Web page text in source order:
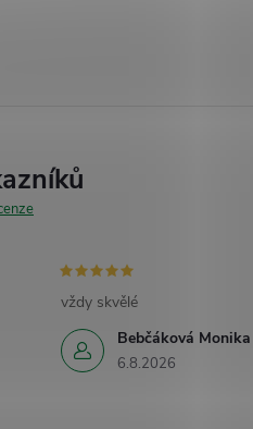
Bebčáková Monika
6.8.2026
vždy skvělé